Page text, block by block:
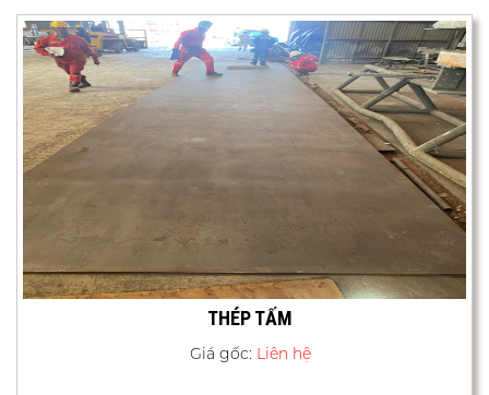
THÉP TẤM
Giá gốc: Liên hệ